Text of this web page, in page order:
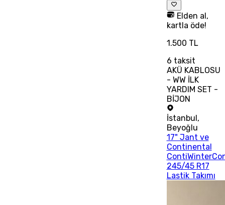
Elden al,
kartla öde!
1.500 TL
6 taksit
AKÜ KABLOSU
- WW İLK
YARDIM SET -
BİJON
İstanbul ,
Beyoğlu
17" Jant ve
Continental
245/45 R17
Lastik Takımı